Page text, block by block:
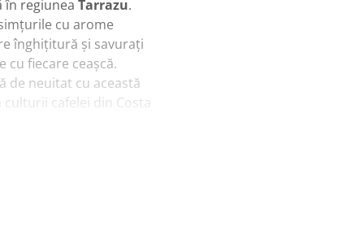
în regiunea Tarrazu.
cu arome
înghițitură și savurați
cu fiecare ceașcă.
de neuitat cu această
cafelei din Costa